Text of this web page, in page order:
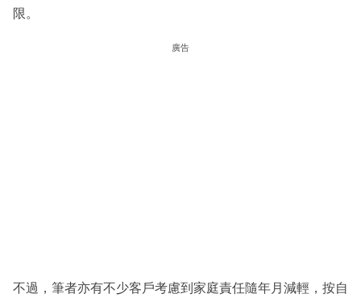
限。
廣告
不過，筆者亦有不少客戶考慮到家庭責任隨年月減輕，按自